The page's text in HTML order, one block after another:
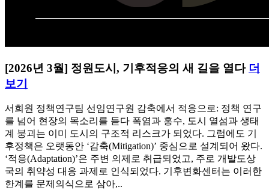
[2026년 3월] 정원도시, 기후적응의 새 길을 열다 더
보기
서희원 정책연구팀 선임연구원 감축에서 적응으로: 정책 연구
를 넘어 현장의 목소리를 듣다 폭염과 홍수, 도시 열섬과 생태
계 붕괴는 이미 도시의 구조적 리스크가 되었다. 그럼에도 기
후정책은 오랫동안 ‘감축(Mitigation)’ 중심으로 설계되어 왔다.
‘적응(Adaptation)’은 주변 의제로 취급되었고, 주로 개발도상
국의 취약성 대응 과제로 인식되었다. 기후변화센터는 이러한
한계를 문제의식으로 삼아,..